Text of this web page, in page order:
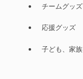
チームグッズ
応援グッズ
子ども、家族